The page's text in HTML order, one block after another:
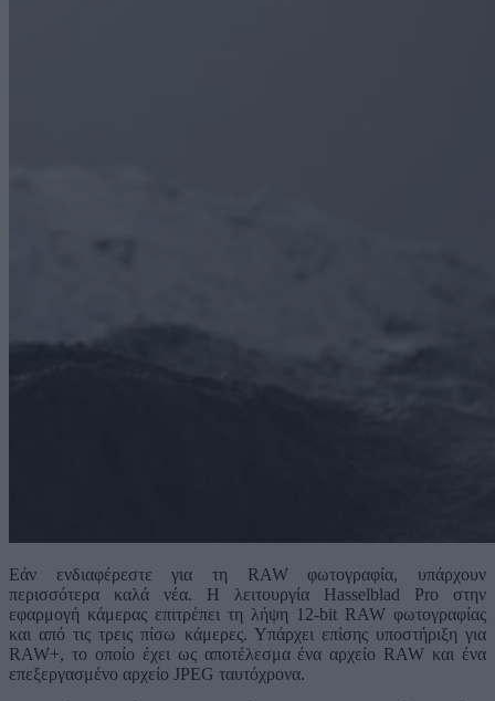
Εάν ενδιαφέρεστε για τη RAW φωτογραφία, υπάρχουν
περισσότερα καλά νέα. Η λειτουργία Hasselblad Pro στην
εφαρμογή κάμερας επιτρέπει τη λήψη 12-bit RAW φωτογραφίας
και από τις τρεις πίσω κάμερες. Υπάρχει επίσης υποστήριξη για
RAW+, το οποίο έχει ως αποτέλεσμα ένα αρχείο RAW και ένα
επεξεργασμένο αρχείο JPEG ταυτόχρονα.